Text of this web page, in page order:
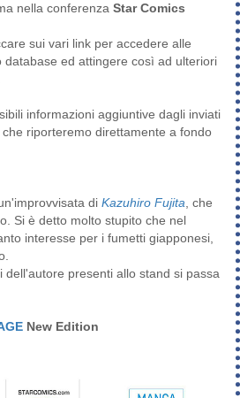
nella conferenza Star Comics
sui vari link per accedere alle
database ed attingere così ad ulteriori
informazioni aggiuntive dagli inviati
riporteremo direttamente a fondo
di Kazuhiro Fujita, che
Si è detto molto stupito che nel
interesse per i fumetti giapponesi,
dell'autore presenti allo stand si passa
New Edition